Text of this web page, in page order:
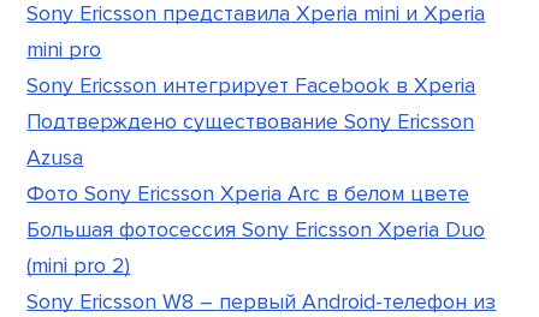
Sony Ericsson представила Xperia mini и Xperia
mini pro
Sony Ericsson интегрирует Facebook в Xperia
Подтверждено существование Sony Ericsson
Azusa
Фото Sony Ericsson Xperia Arc в белом цвете
Большая фотосессия Sony Ericsson Xperia Duo
(mini pro 2)
Sony Ericsson W8 – первый Android-телефон из